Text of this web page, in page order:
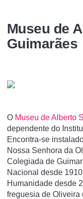
Museu de
Guimarães
O Museu de Alberto
dependente do
Encontra-se
Nossa Senhora da
Colegiada de
Nacional desde
Humanidade desde
freguesia de Oliveira